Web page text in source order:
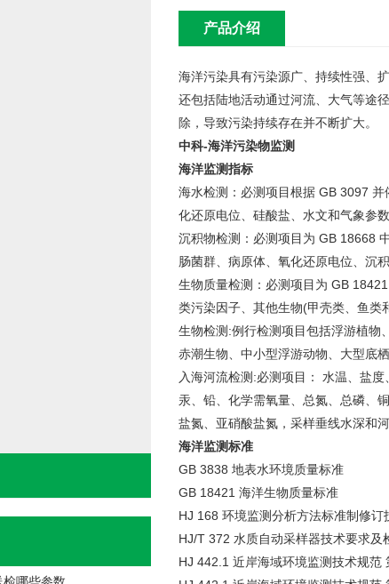
产品介绍
海洋污染具有污染源广、持续性强、
还包括陆地活动通过河流、大气等途
除，导致污染持续存在并不断扩大。
中科-海洋污染物监测
海洋监测指标
海水检测：必测项目根据 GB 3097
化还原电位、硅酸盐、水文和气象参
沉积物检测：必测项目为 GB 18668
肠菌群、病原体、氧化还原电位、沉积
生物质量检测：必测项目为 GB
类污染因子、其他生物(甲壳类、鱼类
生物检测:例行检测项目包括浮游植物
赤潮生物、中小型浮游动物、大型底
入海河流检测:必测项目： 水温、盐
汞、铅、化学需氧量、总氮、总磷、
盐氮、亚硝酸盐氮，采样垂线水深和
海洋监测标准
GB 3838 地表水环境质量标准
GB 18421 海洋生物质量标准
HJ 168 环境监测分析方法标准制修订
HJ/T 372 水质自动采样器技术要求及
HJ 442.1 近岸海域环境监测技术规范